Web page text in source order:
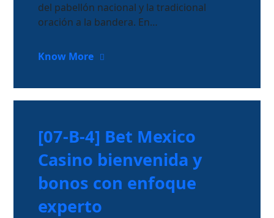
del pabellón nacional y la tradicional
oración a la bandera. En…
Know More
[07-B-4] Bet Mexico
Casino bienvenida y
bonos con enfoque
experto